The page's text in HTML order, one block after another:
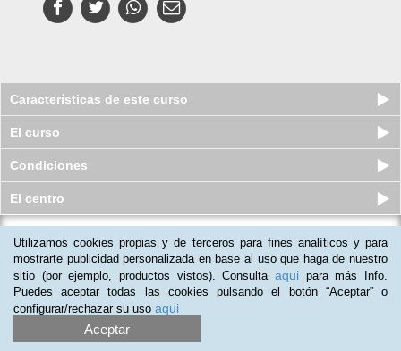
Características de este curso
El curso
Condiciones
El centro
Curso a distancia (Online) de
Diagnóstico de Averías y Manteni...
Plazas disponibles
$148.500ars $118.500ars
Utilizamos cookies propias y de terceros para fines analíticos y para
mostrarte publicidad personalizada en base al uso que haga de nuestro
sitio (por ejemplo, productos vistos). Consulta aqui para más Info.
Puedes aceptar todas las cookies pulsando el botón “Aceptar” o
configurar/rechazar su uso aqui
Aceptar